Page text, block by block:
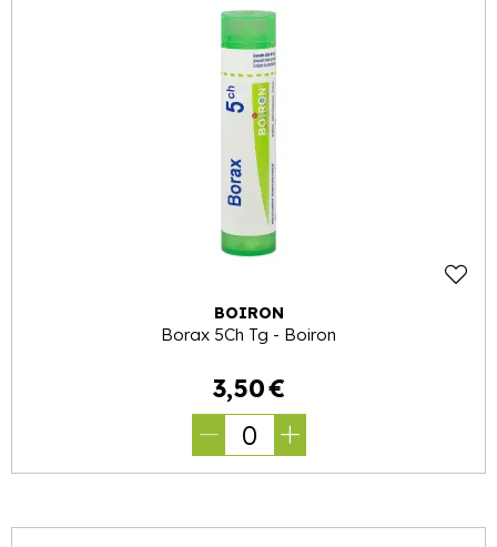
BOIRON
Borax 5Ch Tg - Boiron
3,50€
0